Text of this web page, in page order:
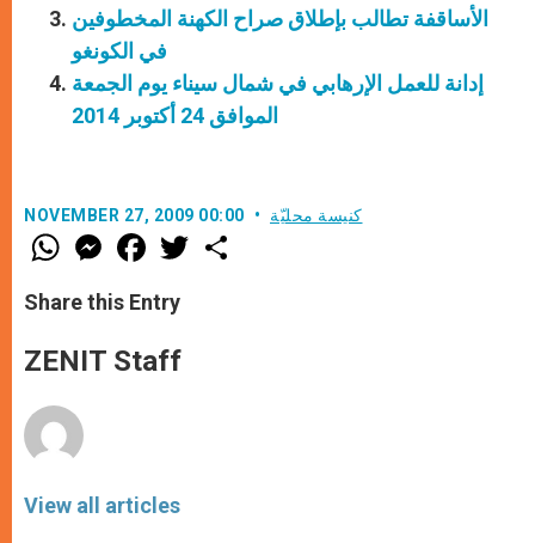
الأساقفة تطالب بإطلاق صراح الكهنة المخطوفين
في الكونغو
إدانة للعمل الإرهابي في شمال سيناء يوم الجمعة
الموافق 24 أكتوبر 2014
NOVEMBER 27, 2009 00:00 كنيسة محليّة
W
h
t
s
p
p
M
e
s
e
g
e
F
a
e
b
o
k
w
Share this Entry
ZENIT Staff
View all articles